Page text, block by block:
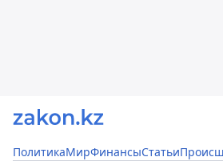
ПолитикаМирФинансыСтатьи